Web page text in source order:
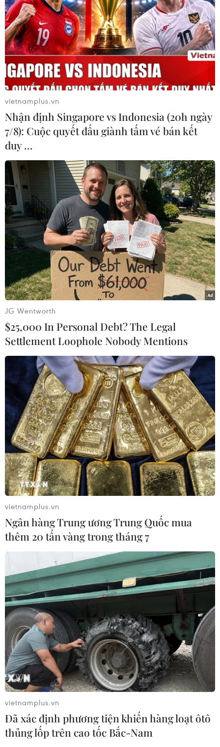
tác và thu hút các nhà đầu tư trong tất cả thành
phần kinh tế./.
(TTXVN/Vietnam+)
#Malaysia #Mustapa Mohamed
#Khai thác mỏ
#Khu công nghệ cao
#Quỹ Tiền tệ Quốc tế
#Kinh tế Malaysia
Malaysia
Theo dõi VietnamPlus
TIN LIÊN QUAN
Nền kinh tế Malaysia tăng trưởng 6,4%
trong quý Hai
18/08/2014 23:00
Ngân hàng trung ương Malaysia cho biết kinh tế nước
này đạt tăng trưởng 6,4% trong quý 2, nhờ nhu cầu
trong nước và xuất khẩu tăng mạnh.
vietnamplus.vn
Nhận định Singapore vs Indonesia (20h ngày
7/8): Cuộc quyết đấu giành tấm vé bán kết
duy …
JG Wentworth
$25,000 In Personal Debt? The Legal
Settlement Loophole Nobody Mentions
vietnamplus.vn
Ngân hàng Trung ương Trung Quốc mua
thêm 20 tấn vàng trong tháng 7
vietnamplus.vn
Đã xác định phương tiện khiến hàng loạt ôtô
thủng lốp trên cao tốc Bắc-Nam